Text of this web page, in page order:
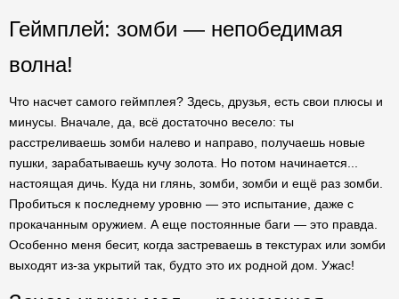
Геймплей: зомби — непобедимая
волна!
Что насчет самого геймплея? Здесь, друзья, есть свои плюсы и
минусы. Вначале, да, всё достаточно весело: ты
расстреливаешь зомби налево и направо, получаешь новые
пушки, зарабатываешь кучу золота. Но потом начинается...
настоящая дичь. Куда ни глянь, зомби, зомби и ещё раз зомби.
Пробиться к последнему уровню — это испытание, даже с
прокачанным оружием. А еще постоянные баги — это правда.
Особенно меня бесит, когда застреваешь в текстурах или зомби
выходят из-за укрытий так, будто это их родной дом. Ужас!